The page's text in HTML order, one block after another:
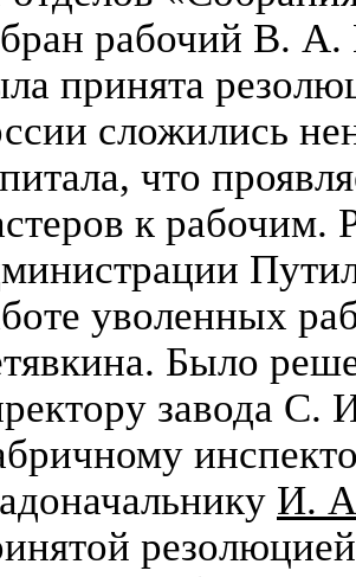
рабочий В. А.
принята
сложились
что
к рабочим.
уволенных
Было
завода С.
И.